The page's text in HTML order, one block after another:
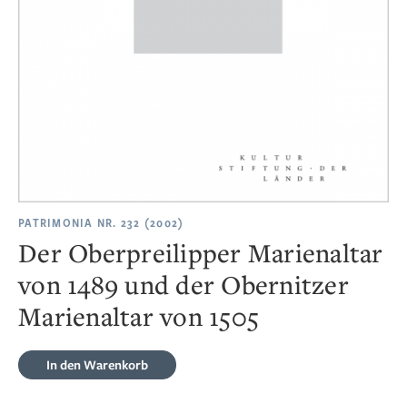
PATRIMONIA NR. 232 (2002)
Der Oberpreilipper Marienaltar
von 1489 und der Obernitzer
Marienaltar von 1505
In den Warenkorb